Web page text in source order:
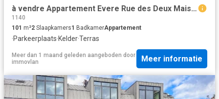
à vendre Appartement Evere Rue des Deux Maisons Saphir 20
1140
101 m²2 Slaapkamers1 BadkamerAppartement
·Parkeerplaats·Kelder·Terras
Meer dan 1 maand geleden aangeboden door
immovlan
Meer informatie